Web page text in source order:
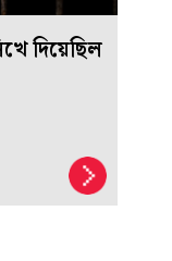
দিয়েছিল